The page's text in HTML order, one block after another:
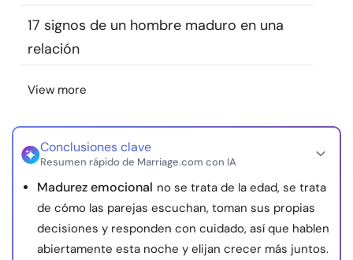
© Copyright 2026. Todos los derechos reservados.
17 signos de un hombre maduro en una
relación
View more
Conclusiones clave
Resumen rápido de Marriage.com con IA
Madurez emocional no se trata de la edad, se trata
de cómo las parejas escuchan, toman sus propias
decisiones y responden con cuidado, así que hablen
abiertamente esta noche y elijan crecer más juntos.